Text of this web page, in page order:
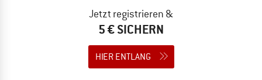
Jetzt registrieren &
5 € SICHERN
HIER ENTLANG